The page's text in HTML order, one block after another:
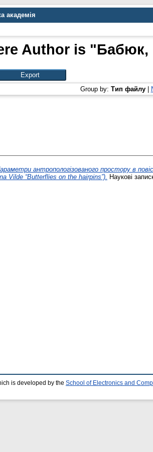
академія
Author is "Бабюк,
Group by: Тип файлу|
антропологізованого простору в
Vilde “Butterflies on the hairpins”). Наукові
is developed by the School of Electronics and